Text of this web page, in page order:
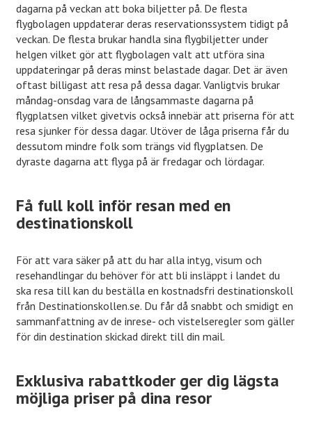
dagarna på veckan att boka biljetter på. De flesta
flygbolagen uppdaterar deras reservationssystem tidigt på
veckan. De flesta brukar handla sina flygbiljetter under
helgen vilket gör att flygbolagen valt att utföra sina
uppdateringar på deras minst belastade dagar. Det är även
oftast billigast att resa på dessa dagar. Vanligtvis brukar
måndag-onsdag vara de långsammaste dagarna på
flygplatsen vilket givetvis också innebär att priserna för att
resa sjunker för dessa dagar. Utöver de låga priserna får du
dessutom mindre folk som trängs vid flygplatsen. De
dyraste dagarna att flyga på är fredagar och lördagar.
Få full koll inför resan med en
destinationskoll
För att vara säker på att du har alla intyg, visum och
resehandlingar du behöver för att bli insläppt i landet du
ska resa till kan du beställa en kostnadsfri destinationskoll
från Destinationskollen.se. Du får då snabbt och smidigt en
sammanfattning av de inrese- och vistelseregler som gäller
för din destination skickad direkt till din mail.
Exklusiva rabattkoder ger dig lägsta
möjliga priser på dina resor